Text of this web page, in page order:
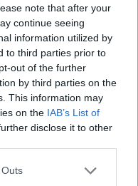
note that after your
continue seeing
information utilized by
to third parties prior to
out of the further
by third parties on the
This information may
on the IAB’s List of
disclose it to other